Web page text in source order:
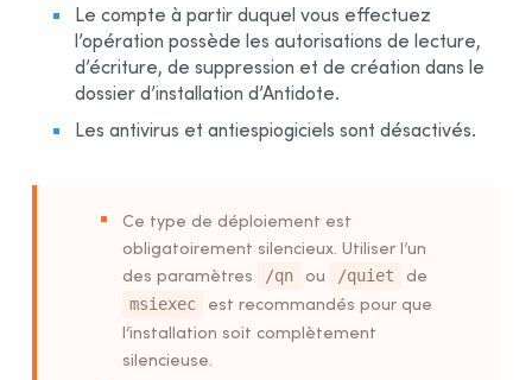
Installation
Intégration dans les logiciels
Mise à jour
Désinstallation
éditions précédentes
Exemple de script pour la désinstallation
Le compte à partir duquel vous effectuez
l’opération possède les autorisations de lecture,
d’écriture, de suppression et de création dans le
dossier d’installation d’Antidote.
Les antivirus et antiespiogiciels sont désactivés.
Ce type de déploiement est
obligatoirement silencieux. Utiliser l’un
des paramètres
/qn ou /quiet de
msiexec
est recommandés pour que
l’installation soit complètement
silencieuse.